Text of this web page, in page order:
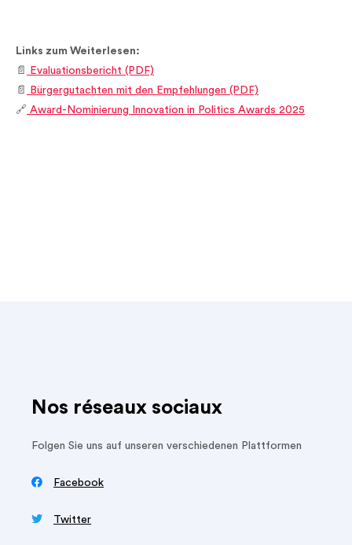
Links zum Weiterlesen:
📄
Evaluationsbericht (PDF)
📄
Bürgergutachten mit den Empfehlungen (PDF)
🔗 Award-Nominierung Innovation in Politics Awards 2025
Nos réseaux sociaux
Folgen Sie uns auf unseren verschiedenen Plattformen
 Facebook
 Twitter